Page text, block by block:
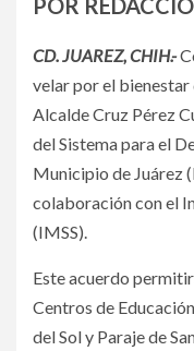
POR
CD. JUAREZ, CHIH.-
velar por el bienestar
Alcalde Cruz Pérez
del Sistema para el
Municipio de Juárez
colaboración con el
(IMSS).
Este acuerdo
Centros de
del Sol y Paraje de